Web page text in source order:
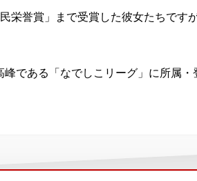
栄誉賞」まで受賞した彼女たちです
である「なでしこリーグ」に所属・